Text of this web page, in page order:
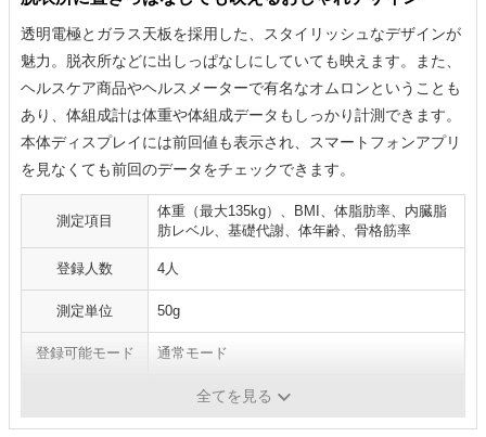
透明電極とガラス天板を採用した、スタイリッシュなデザインが
魅力。脱衣所などに出しっぱなしにしていても映えます。また、
ヘルスケア商品やヘルスメーターで有名なオムロンということも
あり、体組成計は体重や体組成データもしっかり計測できます。
本体ディスプレイには前回値も表示され、スマートフォンアプリ
を見なくても前回のデータをチェックできます。
測定項目
体重（最大135kg）、BMI、体脂肪率、内臓脂
肪レベル、基礎代謝、体年齢、骨格筋率
登録人数 4人
測定単位 50g
登録可能モード 通常モード
Bluetooth通信
全てを見る